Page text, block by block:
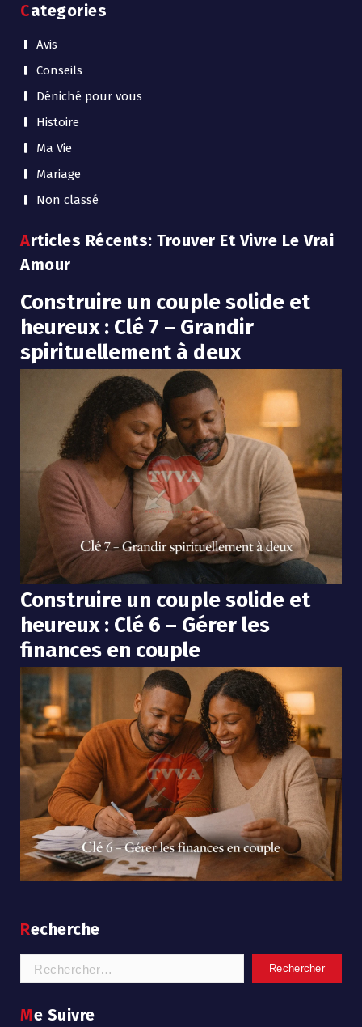
Categories
Avis
Conseils
Déniché pour vous
Histoire
Ma Vie
Mariage
Non classé
Articles Récents: Trouver Et Vivre Le Vrai
Amour
Construire un couple solide et
heureux : Clé 7 – Grandir
spirituellement à deux
Construire un couple solide et
heureux : Clé 6 – Gérer les
finances en couple
Recherche
Rechercher :
Me Suivre